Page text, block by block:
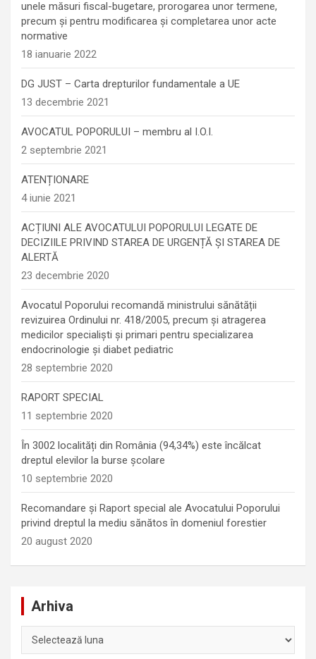
unele măsuri fiscal-bugetare, prorogarea unor termene,
precum şi pentru modificarea şi completarea unor acte
normative
18 ianuarie 2022
DG JUST – Carta drepturilor fundamentale a UE
13 decembrie 2021
AVOCATUL POPORULUI – membru al I.O.I.
2 septembrie 2021
ATENȚIONARE
4 iunie 2021
ACȚIUNI ALE AVOCATULUI POPORULUI LEGATE DE
DECIZIILE PRIVIND STAREA DE URGENȚĂ ȘI STAREA DE
ALERTĂ
23 decembrie 2020
Avocatul Poporului recomandă ministrului sănătății
revizuirea Ordinului nr. 418/2005, precum și atragerea
medicilor specialiști și primari pentru specializarea
endocrinologie şi diabet pediatric
28 septembrie 2020
RAPORT SPECIAL
11 septembrie 2020
În 3002 localități din România (94,34%) este încălcat
dreptul elevilor la burse școlare
10 septembrie 2020
Recomandare și Raport special ale Avocatului Poporului
privind dreptul la mediu sănătos în domeniul forestier
20 august 2020
Arhiva